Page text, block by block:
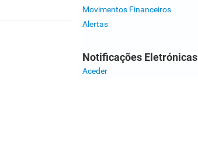
Movimentos Financeiros
Alertas
Notificações Eletrónicas
Aceder